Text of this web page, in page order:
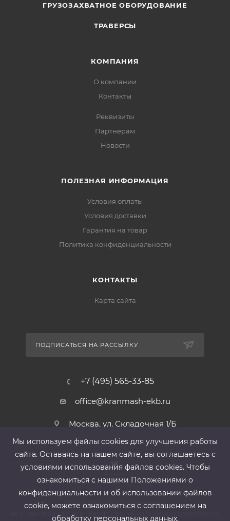
ГРУЗОЗАХВАТНОЕ ОБОРУДОВАНИЕ
ТРАВЕРСЫ
КОМПАНИЯ
О компании
Контакты
Реквизиты
Партнерам
Новости
ПОЛЕЗНАЯ ИНФОРМАЦИЯ
Условия оплаты
Условия доставки
Гарантия на товар
Политика конфиденциальности
КОНТАКТЫ
Карта сайта
ПОДПИСАТЬСЯ НА РАССЫЛКУ
+7 (495) 565-33-85
office@kranmash-ekb.ru
Москва, ул. Складочная 1/Б
2013-2026 ©ООО «КранМаш»
ИНН 6678080212, КПП 667801001 ,Р/с 40702810302500019939,
Мы используем файлы cооkies для улучшения работы
сайта. Оставаясь на нашем сайте, вы соглашаетесь с
условиями использования файлов cооkies. Чтобы
ознакомиться с нашими Положениями о
конфиденциальности и об использовании файлов
cookie, можете ознакомиться с соглашением на
обработку персональных данных.